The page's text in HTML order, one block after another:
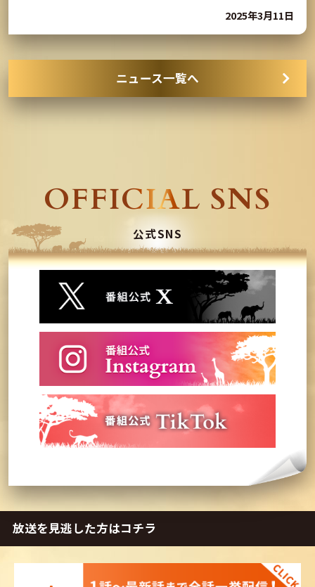
2025年3月11日
ニュース一覧へ
OFFICIAL SNS
公式SNS
放送を見逃した方はコチラ